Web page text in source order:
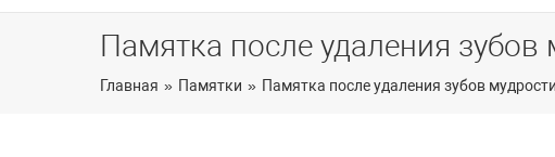
Памятка после удаления зубов
Главная » Памятки » Памятка после удаления зубов мудрости